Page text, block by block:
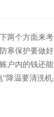
两个方面来
寒保护要做好
户内的钱还
”降温要清洗机